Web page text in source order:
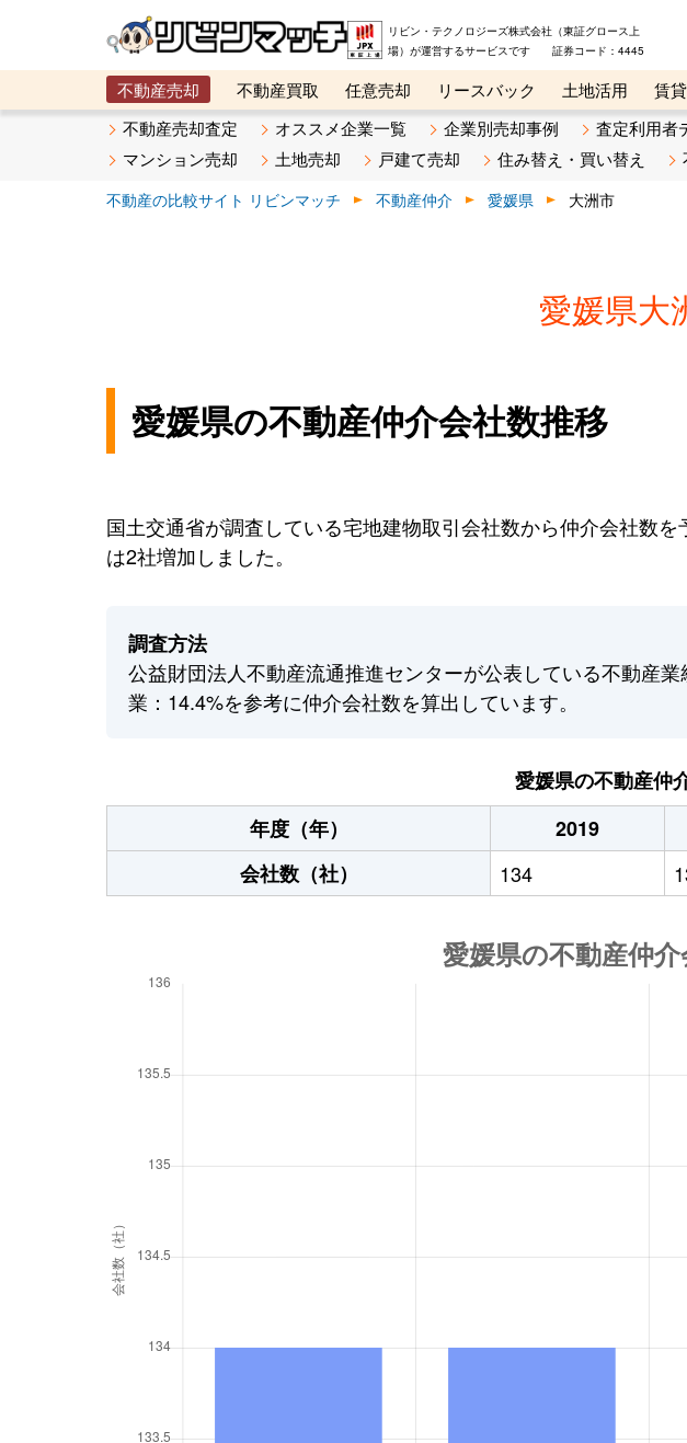
リビン・テクノロジーズ株式会社（東証グロース上
場）が運営するサービスです 証券コード：4445
不動産売却 不動産買取 任意売却 リースバック 土地活用 賃
メタ住宅展示場
ベスト不動産カンパニー オンライン講座 リビンマガ
不動産売却査定 オススメ企業一覧 企業別売却事例 査定利用者
マンション売却
土地売却 戸建て売却 住み替え・買い替え
不動産の比較サイト リビンマッチ 不動産仲介 愛媛県 大洲市
愛媛県大
愛媛県の不動産仲介会社数推移
国土交通省が調査している宅地建物取引会社数から仲介会社数
は2社増加しました。
調査方法
公益財団法人不動産流通推進センターが公表している不動産業
業：14.4%を参考に仲介会社数を算出しています。
愛媛県の不動産仲
年度（年）
2019
会社数（社）
134